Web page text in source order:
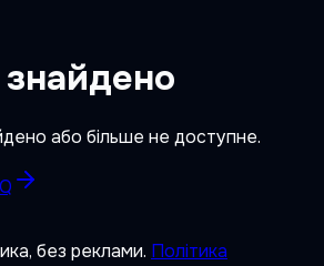
або більше не доступне.
без реклами. Політика